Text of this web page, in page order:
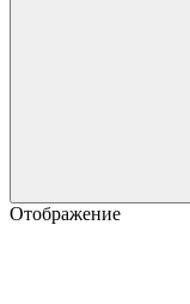
Отображение